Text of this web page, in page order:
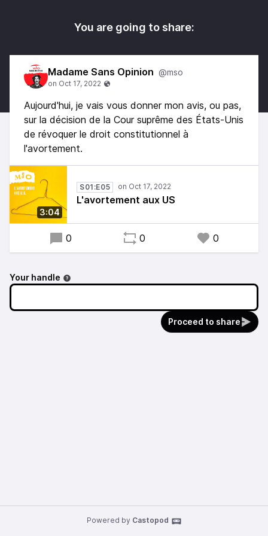
You are going to share:
Madame Sans Opinion @mso
Aujourd'hui, je vais vous donner mon avis, ou pas,
sur la décision de la Cour suprême des États-Unis
de révoquer le droit constitutionnel à
l'avortement.
3:04
S01:E05
L'avortement aux US
0 0 0
Your handle
Proceed to share
Powered by Castopod